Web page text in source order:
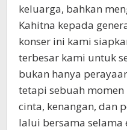
keluarga, bahkan
Kahitna kepada
konser ini kami
terbesar kami untuk
bukan hanya
tetapi sebuah
cinta, kenangan, dan
lalui bersama selama